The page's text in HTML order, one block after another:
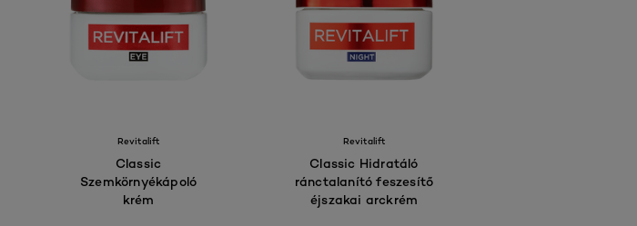
Revitalift
Classic
Szemkörnyékápoló
krém
Revitalift
Classic Hidratáló
ránctalanító feszesítő
éjszakai arckrém